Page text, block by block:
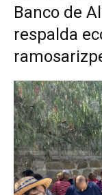
Banco de
respalda